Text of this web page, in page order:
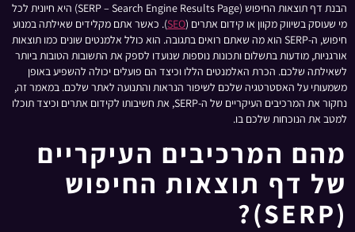
הבנת דף תוצאות החיפוש (SERP – Search Engine Results Page) היא חיונית לכל
מי שעוסק בשיווק מקוון או קידום אתרים (SEO). כאשר אתם מקלידים שאילתה במנוע
חיפוש, ה-SERP הוא מה שאתם רואים בתגובה. הוא כולל אלמנטים שונים כמו תוצאות
אורגניות, מודעות בתשלום ותכונות נוספות שנועדו לספק את התשובות הטובות ביותר
לשאילתה שלכם. הכרת האלמנטים הללו וכיצד הם פועלים יכולה להשפיע באופן
משמעותי על האסטרטגיה שלכם לשיפור הנראות והתנועה לאתר שלכם. במאמר זה,
נחקור את המרכיבים העיקריים של ה-SERP, את חשיבותו לקידום אתרים וכיצד תוכלו
למטב את הנוכחות שלכם בו.
מהם המרכיבים העיקריים
של דף תוצאות החיפוש
(SERP)?